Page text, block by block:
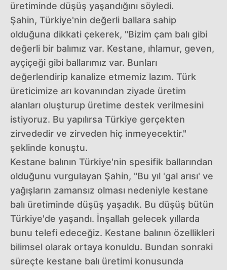
üretiminde düşüş yaşandığını söyledi.
Şahin, Türkiye'nin değerli ballara sahip
olduğuna dikkati çekerek, "Bizim çam balı gibi
değerli bir balımız var. Kestane, ıhlamur, geven,
ayçiçeği gibi ballarımız var. Bunları
değerlendirip kanalize etmemiz lazım. Türk
üreticimize arı kovanından ziyade üretim
alanları oluşturup üretime destek verilmesini
istiyoruz. Bu yapılırsa Türkiye gerçekten
zirvededir ve zirveden hiç inmeyecektir."
şeklinde konuştu.
Kestane balının Türkiye'nin spesifik ballarından
olduğunu vurgulayan Şahin, "Bu yıl 'gal arısı' ve
yağışların zamansız olması nedeniyle kestane
balı üretiminde düşüş yaşadık. Bu düşüş bütün
Türkiye'de yaşandı. İnşallah gelecek yıllarda
bunu telefi edeceğiz. Kestane balının özellikleri
bilimsel olarak ortaya konuldu. Bundan sonraki
süreçte kestane balı üretimi konusunda